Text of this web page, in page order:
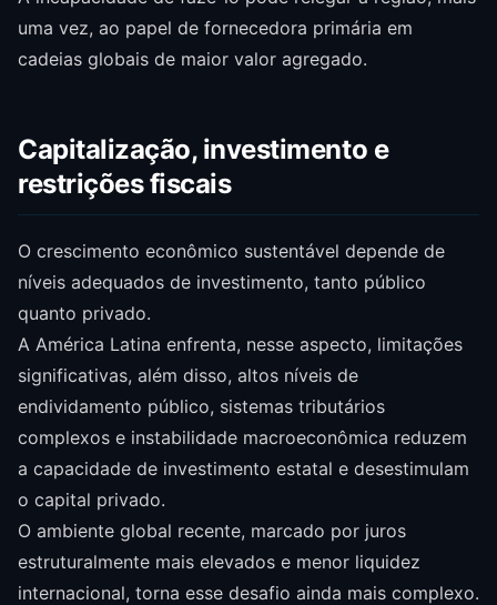
uma vez, ao papel de fornecedora primária em
cadeias globais de maior valor agregado.
Capitalização, investimento e
restrições fiscais
O crescimento econômico sustentável depende de
níveis adequados de investimento, tanto público
quanto privado.
A América Latina enfrenta, nesse aspecto, limitações
significativas, além disso, altos níveis de
endividamento público, sistemas tributários
complexos e instabilidade macroeconômica reduzem
a capacidade de investimento estatal e desestimulam
o capital privado.
O ambiente global recente, marcado por juros
estruturalmente mais elevados e menor liquidez
internacional, torna esse desafio ainda mais complexo.